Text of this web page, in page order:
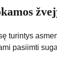
turintys
pasiimti